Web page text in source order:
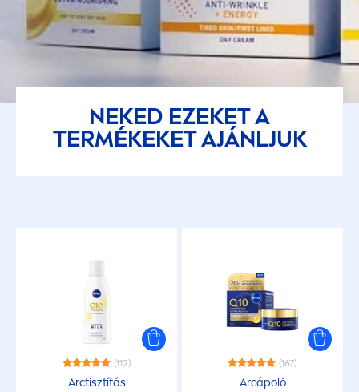
NEKED EZEKET A
TERMÉKEKET AJÁNLJUK
(112)
Arctisztítás
(167)
Arcápoló